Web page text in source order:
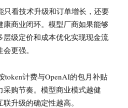
只看技术升级和订单增长，还要
商业闭环。模型厂商如果能够
层级定价和成本优化实现现金流
更强。
token计费与OpenAI的包月补贴
购节奏。模型商业模式越健
升级的确定性越高。